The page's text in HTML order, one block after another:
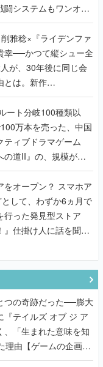
闘システムもワンオフ
を両ディレクターに聞
削雅稔×『ライデンファ
幸──かつて縦シュー全
が、30年後に同じ会
とは。新作
』で初タッグを組
訊く開発秘話
ート分岐100種類以
万本を売った、中国
ィブドラマゲーム
の道II』の、規模が違
ューサーに聞いた
プン？ スマホア
として、わずか6ヵ月で
行った発見型ストア
』仕掛け人に話を聞い
つの奇跡だった──膨大
『テイルズ オブ ジ ア
、「生まれた意味を知
理由【ゲームの企画